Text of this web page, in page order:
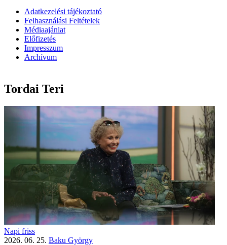
Adatkezelési tájékoztató
Felhasználási Feltételek
Médiaajánlat
Előfizetés
Impresszum
Archívum
Tordai Teri
Napi friss
2026. 06. 25. Baku György